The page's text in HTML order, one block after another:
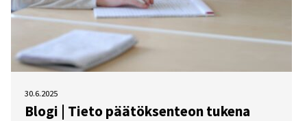
30.6.2025
Blogi | Tieto päätöksenteon tukena